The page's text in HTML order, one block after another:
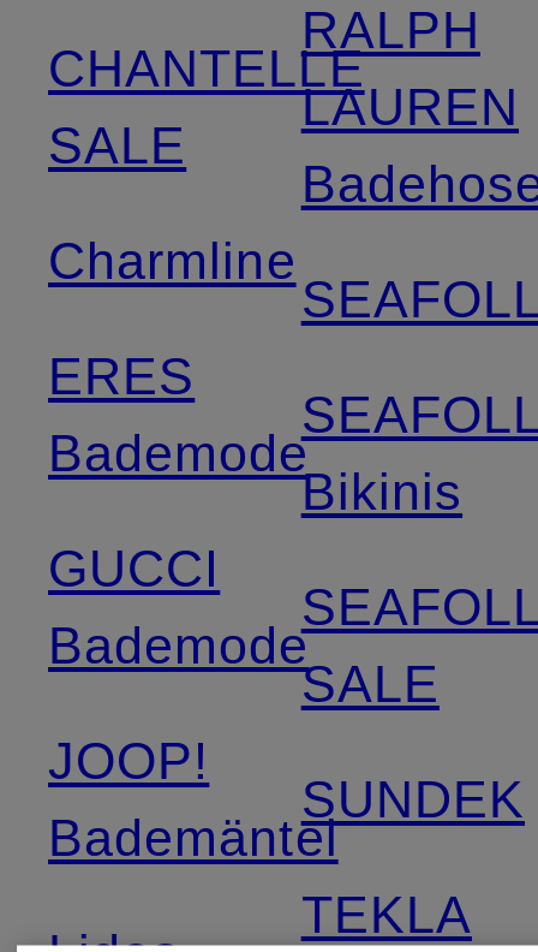
CHANTELLE
SALE
Charmline
ERES
Bademode
GUCCI
Bademode
JOOP!
Bademäntel
RALPH
LAUREN
Bikinis
SALE
SUNDEK
TEKLA